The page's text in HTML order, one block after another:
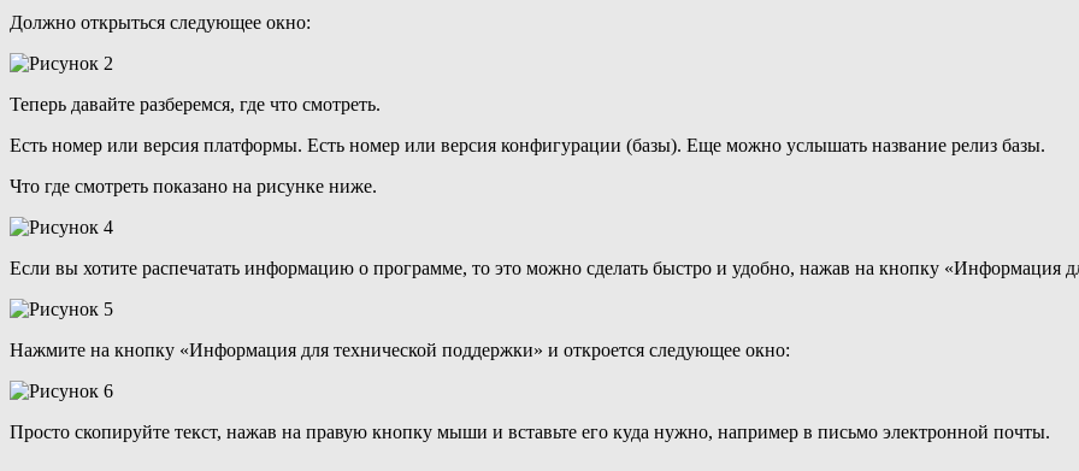
Должно открыться следующее окно:
Теперь давайте разберемся, где что смотреть.
Есть номер или версия платформы. Есть номер или версия конфигурации (базы). Еще можно услышать название релиз базы.
Что где смотреть показано на рисунке ниже.
Если вы хотите распечатать информацию о программе, то это можно сделать быстро и удобно, нажав на кнопку «Информация
Нажмите на кнопку «Информация для технической поддержки» и откроется следующее окно:
Просто скопируйте текст, нажав на правую кнопку мыши и вставьте его куда нужно, например в письмо электронной почты.